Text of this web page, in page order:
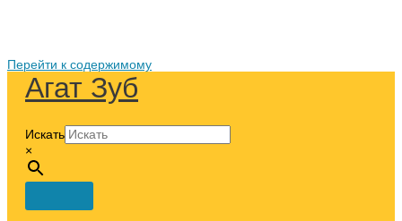
Перейти к содержимому
Агат Зуб
Искать
×